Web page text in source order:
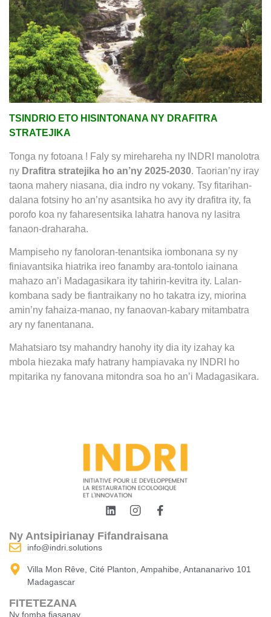
TSINDRIO ETO HISINTONANA NY DRAFITRA
STRATEJIKA
Tonga ny fotoana ! Faly sy mirehareha ny INDRI manolotra
ny Drafitra stratejika ho an’ny 2025-2030. Taorian’ny iray
taona mahery niasana, dia indro ny vokany. Tsy fitarihan-
dalana fotsiny ho an’ny asantsika ho avy ity drafitra ity, fa
porofo koa ny faharesentsika lahatra hanova ny lasitra
fanaon-draharaha.
Mampiseho ny fanoloran-tenantsika iombonana sy ny
finiavantsika hiatrika ireo fanamby ara-tontolo iainana
mahazo an’i Madagasikara ity tahirin-kevitra ity. Lalan-
kombana sady be fiantraikany no ho takatra izy, miorina
amin’ny fahaiza-manao, ny fanaovan-kabary mitambatra
ary ny fanentanana.
Mahatsiaro tsy mahandry hanohy ity dia ity izahay ka
mbola hiezaka mafy hatrany hampiavaka ny INDRI ho
mpitarika ny fanovana mitondra soa ho an’i Madagasikara.
Ny Antsipirianay Fifandraisana
info@indri.solutions
Villa Mon Rêve, Cité Planton, Ampahibe, Antananarivo 101
Madagascar
FITETEZANA
Ny fomba fiasanay